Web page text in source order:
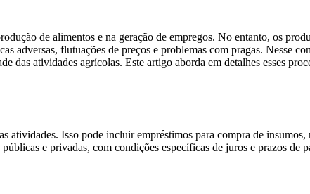
de alimentos e na geração de empregos. No entanto, os
adversas, flutuações de preços e problemas com pragas. Nesse
atividades agrícolas. Este artigo aborda em detalhes esses
atividades. Isso pode incluir empréstimos para compra de
e privadas, com condições específicas de juros e prazos de